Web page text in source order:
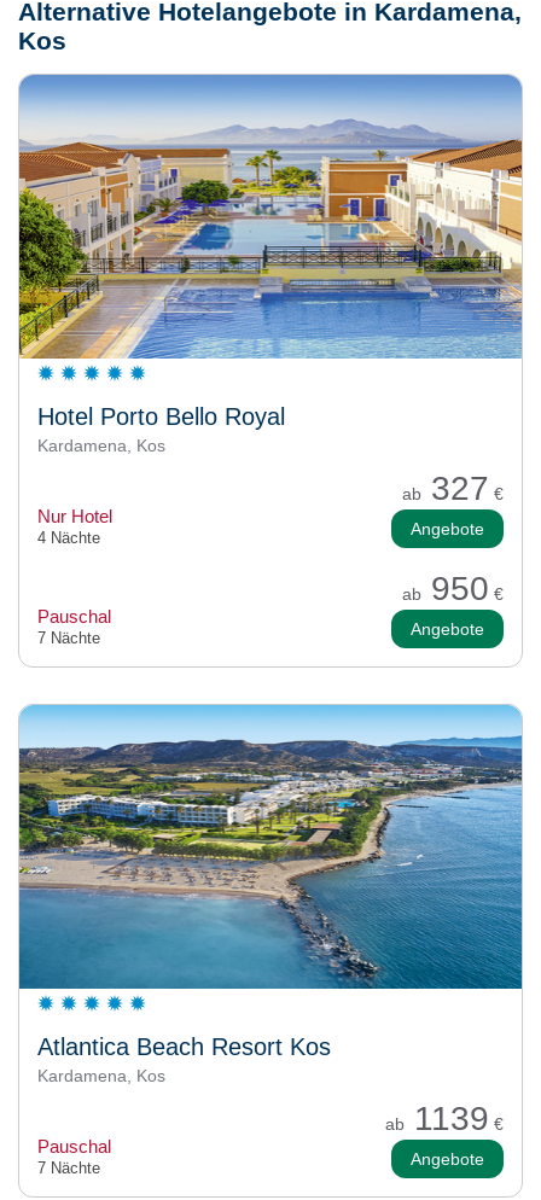
Alternative Hotelangebote in Kardamena,
Kos
Hotel Porto Bello Royal
Kardamena, Kos
ab 327 €
Nur Hotel
4 Nächte Angebote
ab 950 €
Pauschal
7 Nächte Angebote
Atlantica Beach Resort Kos
Kardamena, Kos
ab 1139 €
Pauschal
7 Nächte Angebote